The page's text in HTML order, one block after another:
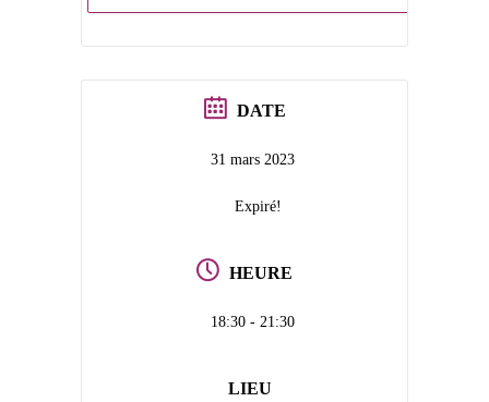
DATE
31 mars 2023
Expiré!
HEURE
18:30 - 21:30
LIEU